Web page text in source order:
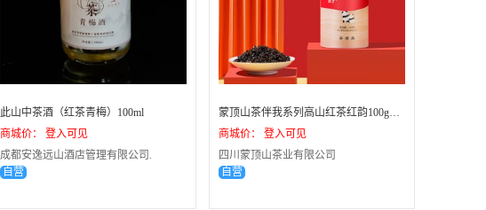
此山中茶酒（红茶青梅）100ml
商城价： 登入可见
成都安逸远山酒店管理有限公司.
自营
蒙顶山茶伴我系列高山红茶红韵100g铁罐装
商城价： 登入可见
四川蒙顶山茶业有限公司
自营